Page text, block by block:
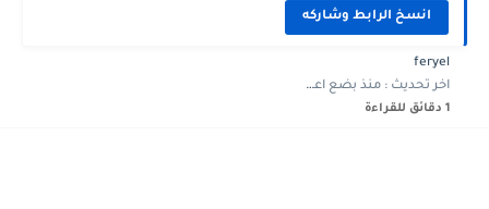
انسخ الرابط وشاركه
feryel
اخر تحديث :منذ بضع اعوام
1 دقائق للقراءة